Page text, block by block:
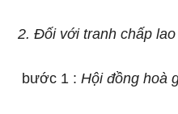
2. Đối với tranh chấp
bước 1 :Hội đồng hoà